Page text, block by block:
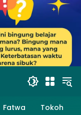
Fatwa Tokoh